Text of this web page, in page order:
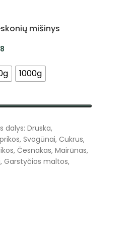
mišinys
1000g
dalys: Druska,
Svogūnai, Cukrus,
Česnakas, Mairūnas,
Garstyčios maltos,